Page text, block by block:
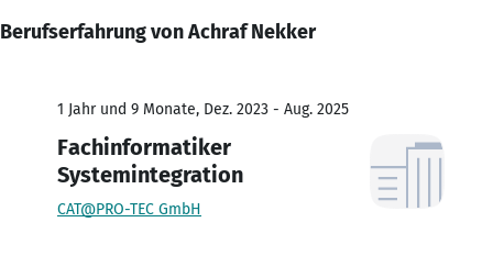
Berufserfahrung von Achraf Nekker
1 Jahr und 9 Monate, Dez. 2023 - Aug. 2025
Fachinformatiker
Systemintegration
CAT@PRO-TEC GmbH